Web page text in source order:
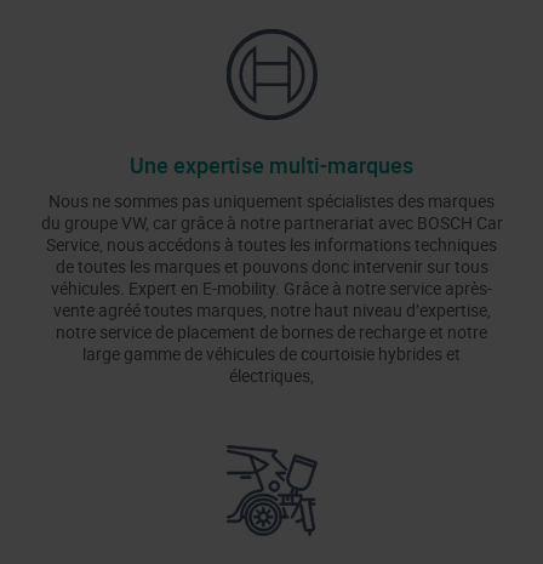
Une expertise multi-marques
Nous ne sommes pas uniquement spécialistes des marques
du groupe VW, car grâce à notre partnerariat avec BOSCH Car
Service, nous accédons à toutes les informations techniques
de toutes les marques et pouvons donc intervenir sur tous
véhicules. Expert en E-mobility. Grâce à notre service après-
vente agréé toutes marques, notre haut niveau d’expertise,
notre service de placement de bornes de recharge et notre
large gamme de véhicules de courtoisie hybrides et
électriques,